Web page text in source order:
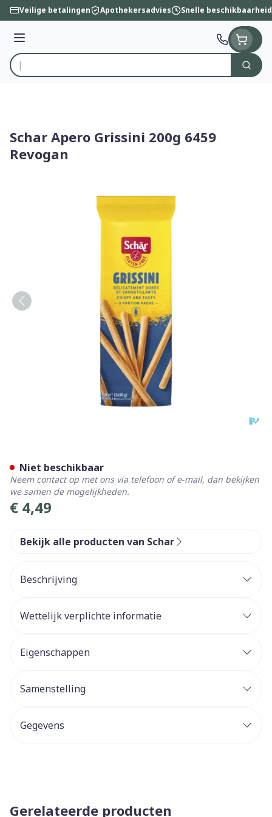
Ga naar de inhoud
Veilige betalingen Apothekersadvies Snelle beschikbaarheid
Menu
Product, merk, categorie...
Zoek
Schar Apero Grissini 200g 6459
Revogan
€ 4,49
Niet beschikbaar
Neem contact op met ons via telefoon of e-mail, dan bekijken
we samen de mogelijkheden.
Bekijk alle producten van Schar
Beschrijving
Wettelijk verplichte informatie
Eigenschappen
Samenstelling
Gegevens
Gerelateerde producten